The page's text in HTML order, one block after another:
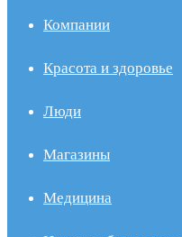
Компании
Красота и здоровье
Люди
Магазины
Медицина